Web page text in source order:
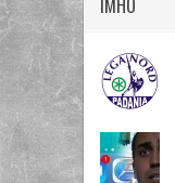
IMHO